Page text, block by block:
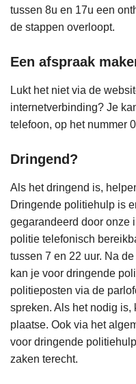
tussen 8u en 17u een
de stappen overloopt.
Een afspraak
Lukt het niet via de
internetverbinding? Je
telefoon, op het nummer
Dringend?
Als het dringend is,
Dringende politiehulp is
gegarandeerd door onze
politie telefonisch
tussen 7 en 22 uur. Na
kan je voor dringende
politieposten via de
spreken. Als het nodig is,
plaatse. Ook via het
voor dringende
zaken terecht.